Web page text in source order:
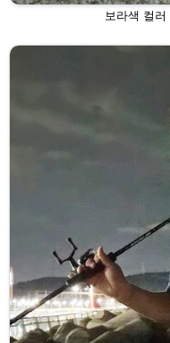
보라색 컬러